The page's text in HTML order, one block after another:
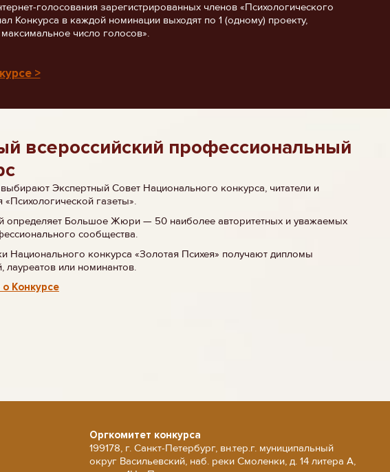
голосования зарегистрированных членов «Психологического
Конкурса в каждой номинации выходят по 1 (одному) проекту,
число голосов».
>
всероссийский профессиональный
Экспертный Совет Национального конкурса, читатели и
«Психологической газеты».
определяет Большое Жюри — 50 наиболее авторитетных и уважаемых
сообщества.
Национального конкурса «Золотая Психея» получают дипломы
лауреатов или номинантов.
Конкурсе
Оргкомитет конкурса
199178, г. Санкт-Петербург, вн.тер.г. муниципальный
округ Васильевский, наб. реки Смоленки, д. 14 литера А,